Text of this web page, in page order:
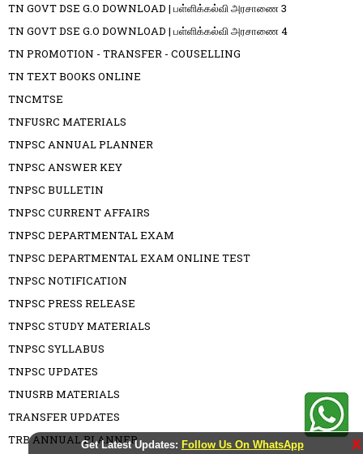
Get Latest Updates: Follow Us On WhatsApp X
TN GOVT DSE G.O DOWNLOAD | பள்ளிக்கல்வி அரசாணை 3
TN GOVT DSE G.O DOWNLOAD | பள்ளிக்கல்வி அரசாணை 4
TN PROMOTION - TRANSFER - COUSELLING
TN TEXT BOOKS ONLINE
TNCMTSE
TNFUSRC MATERIALS
TNPSC ANNUAL PLANNER
TNPSC ANSWER KEY
TNPSC BULLETIN
TNPSC CURRENT AFFAIRS
TNPSC DEPARTMENTAL EXAM
TNPSC DEPARTMENTAL EXAM ONLINE TEST
TNPSC NOTIFICATION
TNPSC PRESS RELEASE
TNPSC STUDY MATERIALS
TNPSC SYLLABUS
TNPSC UPDATES
TNUSRB MATERIALS
TRANSFER UPDATES
TRB ANNUAL PLANNER